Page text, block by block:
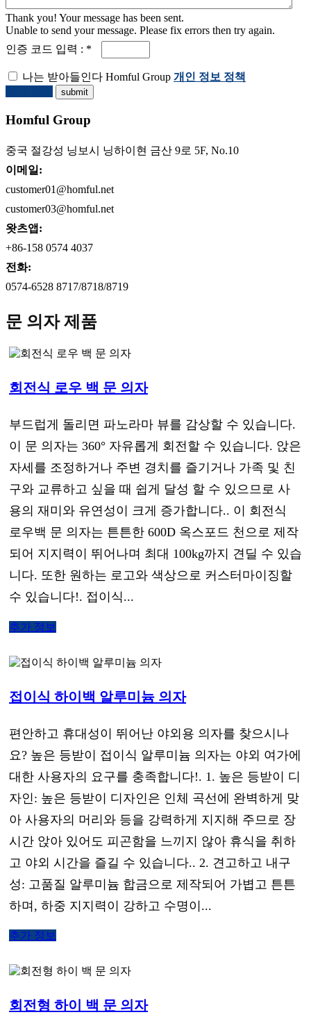
Thank you! Your message has been sent.
Unable to send your message. Please fix errors then try again.
인증 코드 입력 : *
나는 받아들인다 Homful Group 개인 정보 정책
Homful Group
중국 절강성 닝보시 닝하이현 금산 9로 5F, No.10
이메일:
customer01@homful.net
customer03@homful.net
왓츠앱:
+86-158 0574 4037
전화:
0574-6528 8717/8718/8719
문 의자 제품
회전식 로우 백 문 의자
부드럽게 돌리면 파노라마 뷰를 감상할 수 있습니다.
이 문 의자는 360° 자유롭게 회전할 수 있습니다. 앉은
자세를 조정하거나 주변 경치를 즐기거나 가족 및 친
구와 교류하고 싶을 때 쉽게 달성 할 수 있으므로 사
용의 재미와 유연성이 크게 증가합니다.. 이 회전식
로우백 문 의자는 튼튼한 600D 옥스포드 천으로 제작
되어 지지력이 뛰어나며 최대 100kg까지 견딜 수 있습
니다. 또한 원하는 로고와 색상으로 커스터마이징할
수 있습니다!. 접이식...
추가 정보
접이식 하이백 알루미늄 의자
편안하고 휴대성이 뛰어난 야외용 의자를 찾으시나
요? 높은 등받이 접이식 알루미늄 의자는 야외 여가에
대한 사용자의 요구를 충족합니다!. 1. 높은 등받이 디
자인: 높은 등받이 디자인은 인체 곡선에 완벽하게 맞
아 사용자의 머리와 등을 강력하게 지지해 주므로 장
시간 앉아 있어도 피곤함을 느끼지 않아 휴식을 취하
고 야외 시간을 즐길 수 있습니다.. 2. 견고하고 내구
성: 고품질 알루미늄 합금으로 제작되어 가볍고 튼튼
하며, 하중 지지력이 강하고 수명이...
추가 정보
회전형 하이 백 문 의자